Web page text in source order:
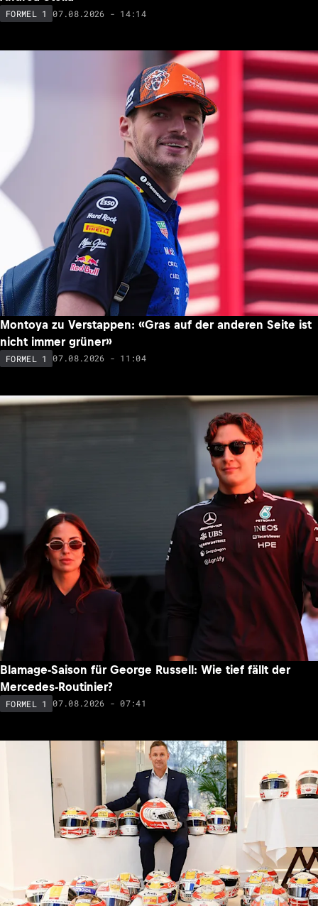
FORMEL 1 07.08.2026 - 14:14
Montoya zu Verstappen: «Gras auf der anderen Seite ist
nicht immer grüner»
FORMEL 1 07.08.2026 - 11:04
Blamage-Saison für George Russell: Wie tief fällt der
Mercedes-Routinier?
FORMEL 1 07.08.2026 - 07:41